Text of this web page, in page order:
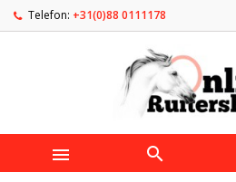
Telefon: +31(0)88 0111178
 